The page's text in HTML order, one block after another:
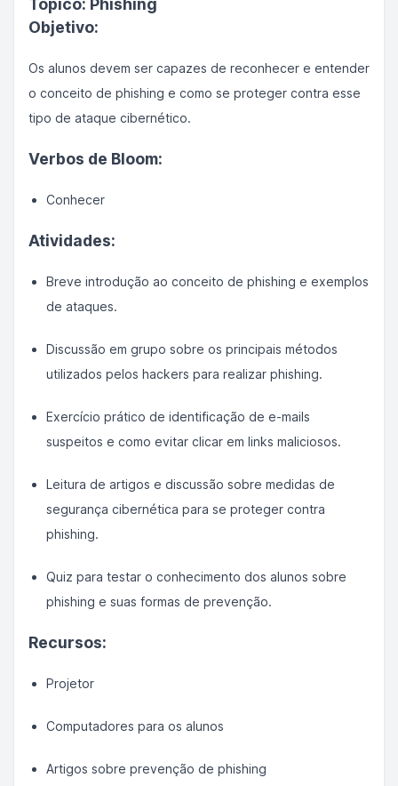
Tópico: Phishing
Objetivo:
Os alunos devem ser capazes de reconhecer e entender
o conceito de phishing e como se proteger contra esse
tipo de ataque cibernético.
Verbos de Bloom:
Conhecer
Atividades:
Breve introdução ao conceito de phishing e exemplos
de ataques.
Discussão em grupo sobre os principais métodos
utilizados pelos hackers para realizar phishing.
Exercício prático de identificação de e-mails
suspeitos e como evitar clicar em links maliciosos.
Leitura de artigos e discussão sobre medidas de
segurança cibernética para se proteger contra
phishing.
Quiz para testar o conhecimento dos alunos sobre
phishing e suas formas de prevenção.
Recursos:
Projetor
Computadores para os alunos
Artigos sobre prevenção de phishing